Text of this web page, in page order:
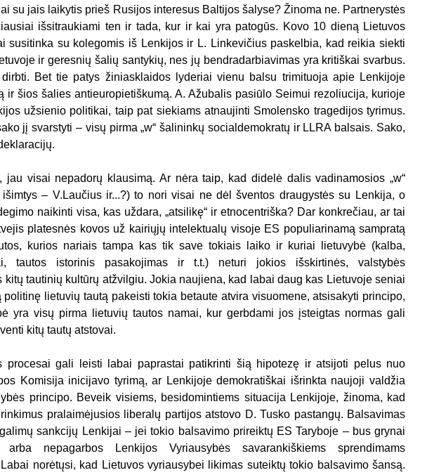
su jais laikytis prieš Rusijos interesus Baltijos šalyse? Žinoma ne. Partnerystės
išsitraukiami ten ir tada, kur ir kai yra patogūs. Kovo 10 dieną Lietuvos
susitinka su kolegomis iš Lenkijos ir L. Linkevičius paskelbia, kad reikia siekti
ir geresnių šalių santykių, nes jų bendradarbiavimas yra kritiškai svarbus.
dirbti. Bet tie patys žiniasklaidos lyderiai vienu balsu trimituoja apie Lenkijoje
ir šios šalies antieuropietiškumą. A. Ažubalis pasiūlo Seimui rezoliucija, kurioje
užsienio politikai, taip pat siekiams atnaujinti Smolensko tragedijos tyrimus.
jį svarstyti – visų pirma „w“ šalininkų socialdemokratų ir LLRA balsais. Sako,
jau visai nepadorų klausimą. Ar nėra taip, kad didelė dalis vadinamosios „w“
– V.Laučius ir...?) to nori visai ne dėl šventos draugystės su Lenkija, o
naikinti visa, kas uždara, „atsilikę“ ir etnocentriška? Dar konkrečiau, ar tai
platesnės kovos už kairiųjų intelektualų visoje ES populiarinamą sampratą
kurios nariais tampa kas tik save tokiais laiko ir kuriai lietuvybė (kalba,
tautos istorinis pasakojimas ir t.t.) neturi jokios išskirtinės, valstybės
kitų tautinių kultūrų atžvilgiu. Jokia naujiena, kad labai daug kas Lietuvoje seniai
lietuvių tautą pakeisti tokia betaute atvira visuomene, atsisakyti principo,
yra visų pirma lietuvių tautos namai, kur gerbdami jos įsteigtas normas gali
kitų tautų atstovai.
procesai gali leisti labai paprastai patikrinti šią hipotezę ir atsijoti pelus nuo
Komisija inicijavo tyrimą, ar Lenkijoje demokratiškai išrinkta naujoji valdžia
principo. Beveik visiems, besidomintiems situacija Lenkijoje, žinoma, kad
pralaimėjusios liberalų partijos atstovo D. Tusko pastangų. Balsavimas
sankcijų Lenkijai – jei tokio balsavimo prireiktų ES Taryboje – bus grynai
nepagarbos Lenkijos Vyriausybės savarankiškiems sprendimams
norėtųsi, kad Lietuvos vyriausybei likimas suteiktų tokio balsavimo šansą.